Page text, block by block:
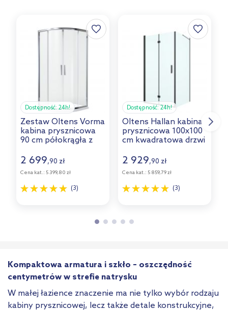
Dostępność:24h!
Zestaw Oltens Vorma
kabina prysznicowa
90 cm półokrągła z
chrom/szkło
przezroczyste
(20102100, 16002000)
2 699,90 zł
Cena kat.: 5 399,80 zł
(3)
Dostępność:24h!
Oltens Hallan kabina
prysznicowa 100x100
cm kwadratowa drzwi
mat/szkło
przezroczyste
20009300
2 929,90 zł
Cena kat.: 5 859,79 zł
(3)
Kompaktowa armatura i szkło – oszczędność
centymetrów w strefie natrysku
W małej łazience znaczenie ma nie tylko wybór rodzaju
kabiny prysznicowej, lecz także detale konstrukcyjne,